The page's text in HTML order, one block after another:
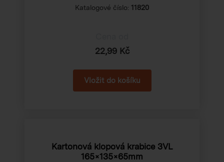
Katalogové číslo: 11820
22,99 Kč
Kartonová klopová krabice 3VL
165×135×65mm